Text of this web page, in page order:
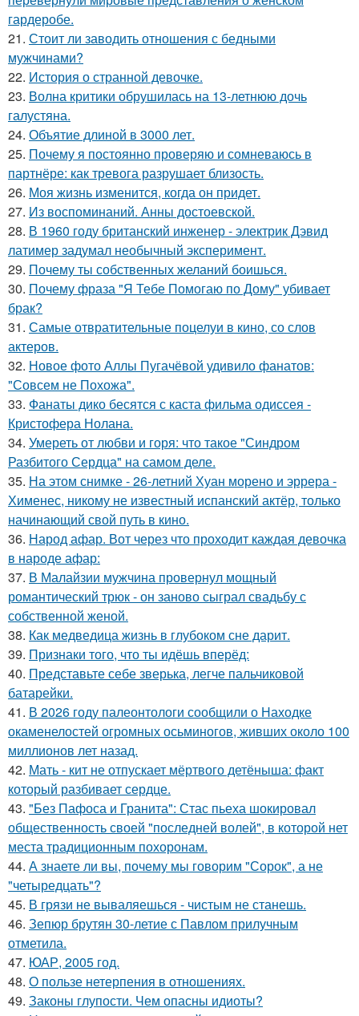
гардеробе.
21. Стоит ли заводить отношения с бедными
мужчинами?
22. История о странной девочке.
23. Волна критики обрушилась на 13-летнюю дочь
галустяна.
24. Объятие длиной в 3000 лет.
25. Почему я постоянно проверяю и сомневаюсь в
партнёре: как тревога разрушает близость.
26. Моя жизнь изменится, когда он придет.
27. Из воспоминаний. Анны достоевской.
28. В 1960 году британский инженер - электрик Дэвид
латимер задумал необычный эксперимент.
29. Почему ты собственных желаний боишься.
30. Почему фраза "Я Тебе Помогаю по Дому" убивает
брак?
31. Самые отвратительные поцелуи в кино, со слов
актеров.
32. Новое фото Аллы Пугачёвой удивило фанатов:
"Совсем не Похожа".
33. Фанаты дико бесятся с каста фильма одиссея -
Кристофера Нолана.
34. Умереть от любви и горя: что такое "Синдром
Разбитого Сердца" на самом деле.
35. На этом снимке - 26-летний Хуан морено и эррера -
Хименес, никому не известный испанский актёр, только
начинающий свой путь в кино.
36. Народ афар. Вот через что проходит каждая девочка
в народе афар:
37. В Малайзии мужчина провернул мощный
романтический трюк - он заново сыграл свадьбу с
собственной женой.
38. Как медведица жизнь в глубоком сне дарит.
39. Признаки того, что ты идёшь вперёд:
40. Представьте себе зверька, легче пальчиковой
батарейки.
41. В 2026 году палеонтологи сообщили о Находке
окаменелостей огромных осьминогов, живших около 100
миллионов лет назад.
42. Мать - кит не отпускает мёртвого детёныша: факт
который разбивает сердце.
43. "Без Пафоса и Гранита": Стас пьеха шокировал
общественность своей "последней волей", в которой нет
места традиционным похоронам.
44. А знаете ли вы, почему мы говорим "Сорок", а не
"четыредцать"?
45. В грязи не вываляешься - чистым не станешь.
46. Зепюр брутян 30-летие с Павлом прилучным
отметила.
47. ЮАР, 2005 год.
48. О пользе нетерпения в отношениях.
49. Законы глупости. Чем опасны идиоты?